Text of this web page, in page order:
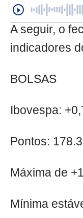
A seguir, o
indicadores
BOLSAS
Ibovespa:
Pontos:
Máxima de
Mínima